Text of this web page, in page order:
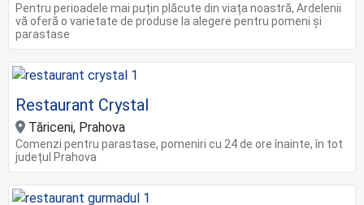
Pentru perioadele mai puțin plăcute din viața noastră, Ardelenii
vă oferă o varietate de produse la alegere pentru pomeni și
parastase
Restaurant Crystal
Tăriceni, Prahova
Comenzi pentru parastase, pomeniri cu 24 de ore înainte, în tot
județul Prahova